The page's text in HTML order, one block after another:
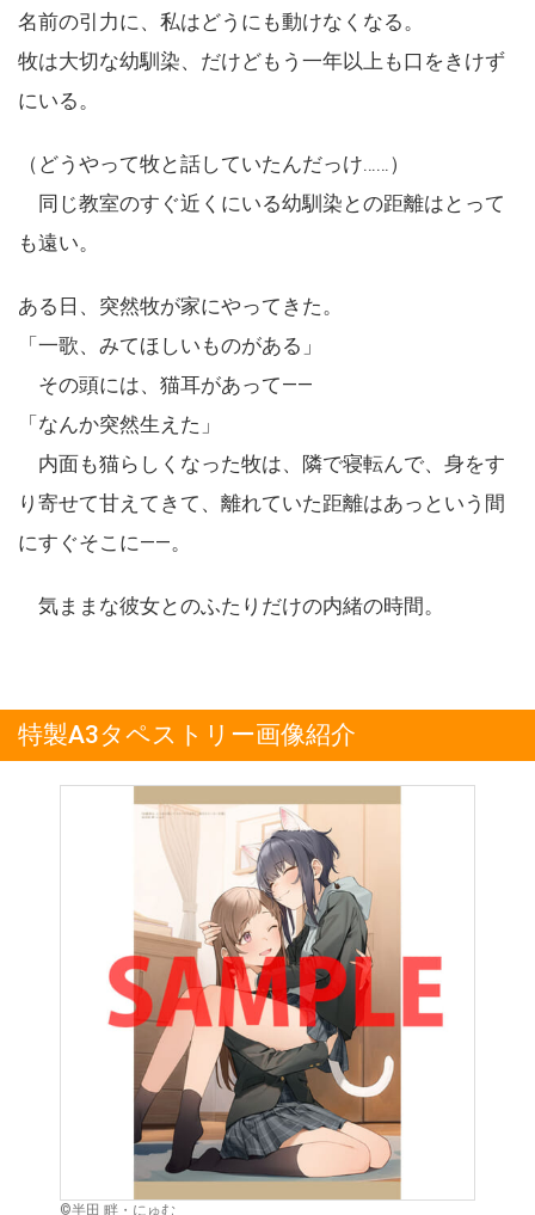
名前の引力に、私はどうにも動けなくなる。
牧は大切な幼馴染、だけどもう一年以上も口をきけず
にいる。
（どうやって牧と話していたんだっけ……）
同じ教室のすぐ近くにいる幼馴染との距離はとって
も遠い。
ある日、突然牧が家にやってきた。
「一歌、みてほしいものがある」
その頭には、猫耳があって――
「なんか突然生えた」
内面も猫らしくなった牧は、隣で寝転んで、身をす
り寄せて甘えてきて、離れていた距離はあっという間
にすぐそこに――。
気ままな彼女とのふたりだけの内緒の時間。
特製A3タペストリー画像紹介
©半田 畔・にゅむ